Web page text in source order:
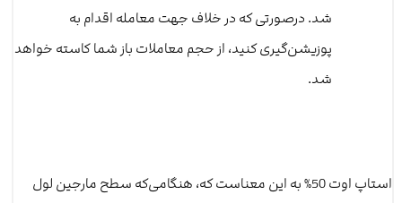
شد. درصورتی ‌که در خلاف جهت معامله اقدام به
پوزیشن‌گیری کنید، از حجم معاملات باز شما کاسته خواهد
شد.
استاپ اوت 50% به این معناست که، هنگامی‌که سطح مارجین لول